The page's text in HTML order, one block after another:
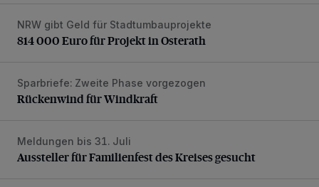
814 000 Euro für Projekt in Osterath
NRW gibt Geld für Stadtumbauprojekte
814 000 Euro für Projekt in Osterath
Rückenwind für Windkraft
Sparbriefe: Zweite Phase vorgezogen
Rückenwind für Windkraft
Aussteller für Familienfest des Kreises gesucht
Meldungen bis 31. Juli
Aussteller für Familienfest des Kreises gesucht